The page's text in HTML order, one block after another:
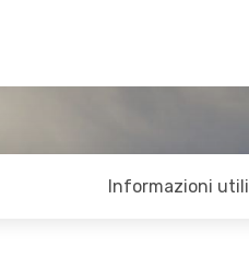
Informazioni utili